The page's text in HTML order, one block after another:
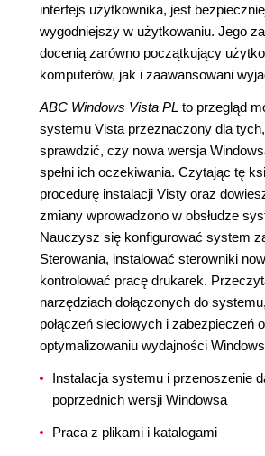
interfejs użytkownika, jest
wygodniejszy w użytkowaniu. Jego
docenią zarówno początkujący
komputerów, jak i zaawansowani
ABC Windows Vista PL to przegląd
systemu Vista przeznaczony dla
sprawdzić, czy nowa wersja
spełni ich oczekiwania. Czytając tę
procedurę instalacji Visty oraz
zmiany wprowadzono w obsłudze
Nauczysz się konfigurować system
Sterowania, instalować sterowniki
kontrolować pracę drukarek.
narzędziach dołączonych do
połączeń sieciowych i zabezpieczeń
optymalizowaniu wydajności
Instalacja systemu i przenoszenie
poprzednich wersji Windowsa
Praca z plikami i katalogami